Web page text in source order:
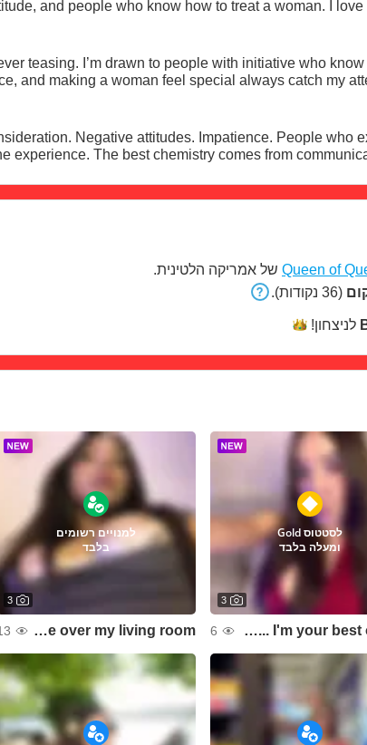
who know how to treat a woman. I love meeting new people, having meaningful
while others enjoy spoiling me a little. Whatever
keep a great conversation going.
the experience. The best chemistry comes from
Queen of של אמריקה הלטינית.
(36 נקודות).
לניצחון!
לסטטוס Gold
ומעלה בלבד
3
If you want passion... I'm your best option😈
6
למנויים רשומים
בלבד
3
Come and take over my living room 🌷